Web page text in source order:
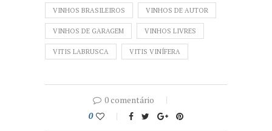
VINHOS BRASILEIROS VINHOS DE AUTOR
VINHOS DE GARAGEM VINHOS LIVRES
VITIS LABRUSCA VITIS VINÍFERA
0 comentário
0